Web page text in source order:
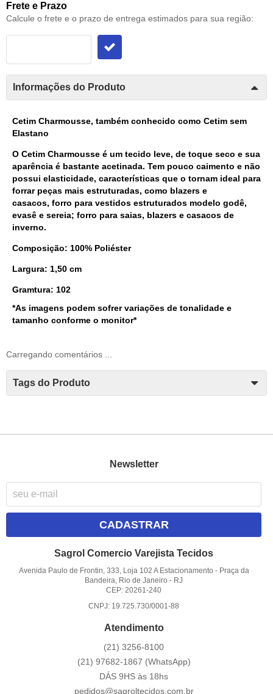
Frete e Prazo
Calcule o frete e o prazo de entrega estimados para sua região:
Informações do Produto
Cetim Charmousse, também conhecido como Cetim sem
Elastano
O Cetim Charmousse é um tecido leve, de toque seco e sua
aparência é bastante acetinada. Tem pouco caimento e não
possui elasticidade, características que o tornam ideal para
forrar peças mais estruturadas, como blazers e
casacos, forro para vestidos estruturados modelo godê,
evasê e sereia; forro para saias, blazers e casacos de
inverno.
Composição: 100% Poliéster
Largura: 1,50 cm
Gramtura: 102
*As imagens podem sofrer variações de tonalidade e
tamanho conforme o monitor*
Carregando comentários ...
Tags do Produto
Newsletter
CADASTRAR
Sagrol Comercio Varejista Tecidos
Avenida Paulo de Frontin, 333, Loja 102 A Estacionamento - Praça da
Bandeira, Rio de Janeiro - RJ
CEP: 20261-240
CNPJ: 19.725.730/0001-88
Atendimento
(21) 3256-8100
(21) 97682-1867 (WhatsApp)
DÁS 9HS às 18hs
pedidos@sagroltecidos.com.br